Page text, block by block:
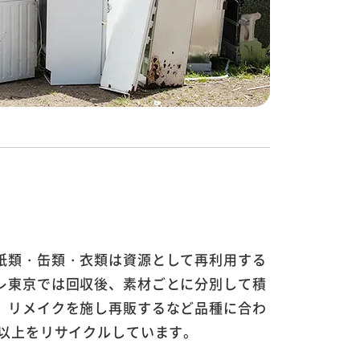
・缶類・衣類は資源として再利用する
東京では回収後、素材ごとに分別して積
リメイクを施し再販するなど品種に合わ
をリサイクルしています。